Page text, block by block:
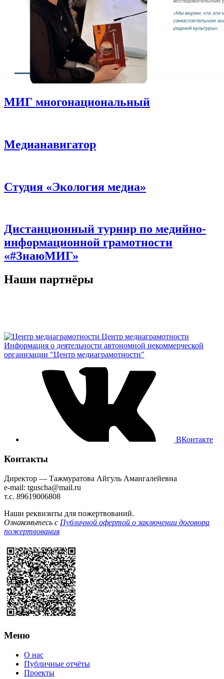
МИГ многонациональный
Медианавигатор
Студия «Экология медиа»
Дистанционный турнир по медийно-
информационной грамотности
«#ЗнаюМИГ»
Наши партнёры
Центр медиаграмотности
Информация о деятельности автономной некоммерческой
организации "Центр медиаграмотности"
ВКонтакте
Контакты
Директор — Тажмуратова Айгуль Амангалейевна
e-mail: tguscha@mail.ru
т.с. 89619006808
Наши реквизиты для пожертвований.
Ознакомьтесь с Публичной офертой о заключении договора
пожертвования
Меню
О нас
Публичные отчёты
Проекты